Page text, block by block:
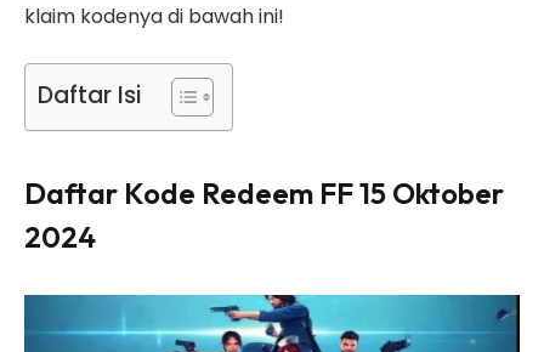
klaim kodenya di bawah ini!
Daftar Isi
Daftar Kode Redeem FF 15 Oktober
2024